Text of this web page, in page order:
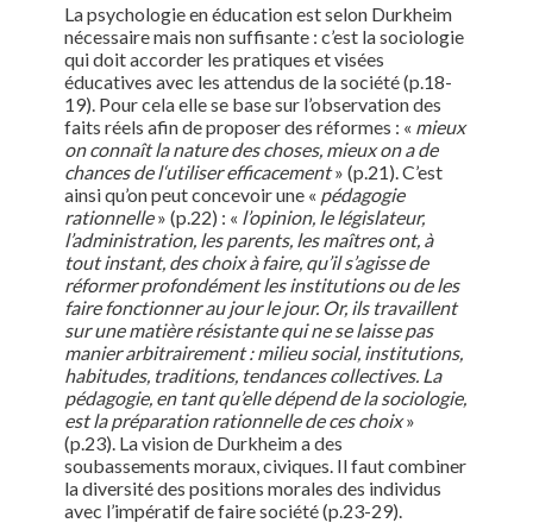
La psychologie en éducation est selon Durkheim
nécessaire mais non suffisante : c’est la sociologie
qui doit accorder les pratiques et visées
éducatives avec les attendus de la société (p.18-
19). Pour cela elle se base sur l’observation des
faits réels afin de proposer des réformes : « mieux
on connaît la nature des choses, mieux on a de
chances de l‘utiliser efficacement» (p.21). C’est
ainsi qu’on peut concevoir une « pédagogie
rationnelle» (p.22) : « l’opinion, le législateur,
l’administration, les parents, les maîtres ont, à
tout instant, des choix à faire, qu’il s’agisse de
réformer profondément les institutions ou de les
faire fonctionner au jour le jour. Or, ils travaillent
sur une matière résistante qui ne se laisse pas
manier arbitrairement : milieu social, institutions,
habitudes, traditions, tendances collectives. La
pédagogie, en tant qu’elle dépend de la sociologie,
est la préparation rationnelle de ces choix»
(p.23). La vision de Durkheim a des
soubassements moraux, civiques. Il faut combiner
la diversité des positions morales des individus
avec l’impératif de faire société (p.23-29).